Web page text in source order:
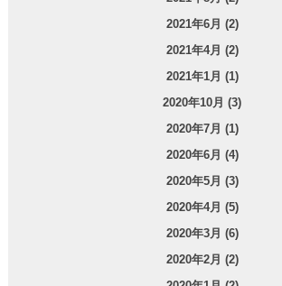
2021年6月 (2)
2021年4月 (2)
2021年1月 (1)
2020年10月 (3)
2020年7月 (1)
2020年6月 (4)
2020年5月 (3)
2020年4月 (5)
2020年3月 (6)
2020年2月 (2)